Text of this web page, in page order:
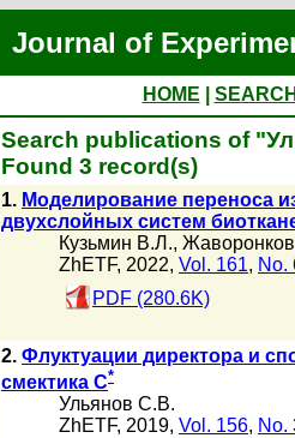
Journal of
HOME
Search publications of
Found 3 record(s)
1. Моделирование переноса
двухслойных систем
Кузьмин В.Л.,
ZhETF, 2022, Vol. 161, No.
PDF (280.6K)
2. Флуктуации директора и
смектика C*
Ульянов С.В.
ZhETF, 2019, Vol. 156, No.